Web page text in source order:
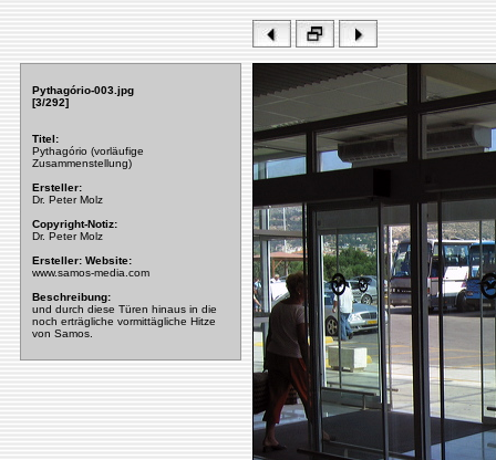
Pythagório-003.jpg
[3/292]
Titel:
Pythagório (vorläufige
Zusammenstellung)
Ersteller:
Dr. Peter Molz
Copyright-Notiz:
Dr. Peter Molz
Ersteller: Website:
www.samos-media.com
Beschreibung:
und durch diese Türen hinaus in die
noch erträgliche vormittägliche Hitze
von Samos.